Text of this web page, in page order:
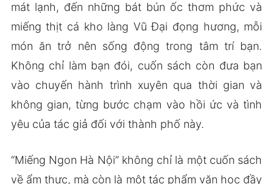
mát lạnh, đến những bát bún ốc thơm phức và
miếng thịt cá kho làng Vũ Đại đọng hương, mỗi
món ăn trở nên sống động trong tâm trí bạn.
Không chỉ làm bạn đói, cuốn sách còn đưa bạn
vào chuyến hành trình xuyên qua thời gian và
không gian, từng bước chạm vào hồi ức và tình
yêu của tác giả đối với thành phố này.
“Miếng Ngon Hà Nội” không chỉ là một cuốn sách
về ẩm thực, mà còn là một tác phẩm văn học đầy